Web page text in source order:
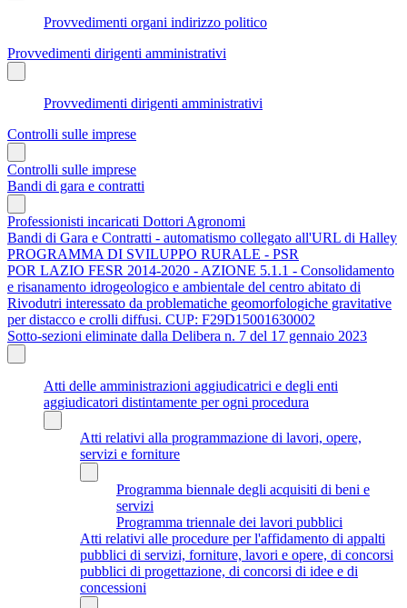
Provvedimenti organi indirizzo politico
Provvedimenti dirigenti amministrativi
Provvedimenti dirigenti amministrativi
Controlli sulle imprese
Controlli sulle imprese
Bandi di gara e contratti
Professionisti incaricati Dottori Agronomi
Bandi di Gara e Contratti - automatismo collegato all'URL di Halley
PROGRAMMA DI SVILUPPO RURALE - PSR
POR LAZIO FESR 2014-2020 - AZIONE 5.1.1 - Consolidamento
e risanamento idrogeologico e ambientale del centro abitato di
Rivodutri interessato da problematiche geomorfologiche gravitative
per distacco e crolli diffusi. CUP: F29D15001630002
Sotto-sezioni eliminate dalla Delibera n. 7 del 17 gennaio 2023
Atti delle amministrazioni aggiudicatrici e degli enti
aggiudicatori distintamente per ogni procedura
Atti relativi alla programmazione di lavori, opere,
servizi e forniture
Programma biennale degli acquisiti di beni e
servizi
Programma triennale dei lavori pubblici
Atti relativi alle procedure per l'affidamento di appalti
pubblici di servizi, forniture, lavori e opere, di concorsi
pubblici di progettazione, di concorsi di idee e di
concessioni